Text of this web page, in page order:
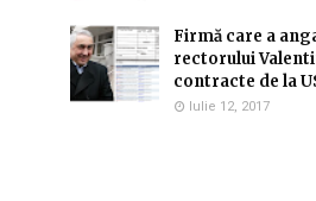
Firmă care a
rectorului
contracte de la
Iulie 12, 2017